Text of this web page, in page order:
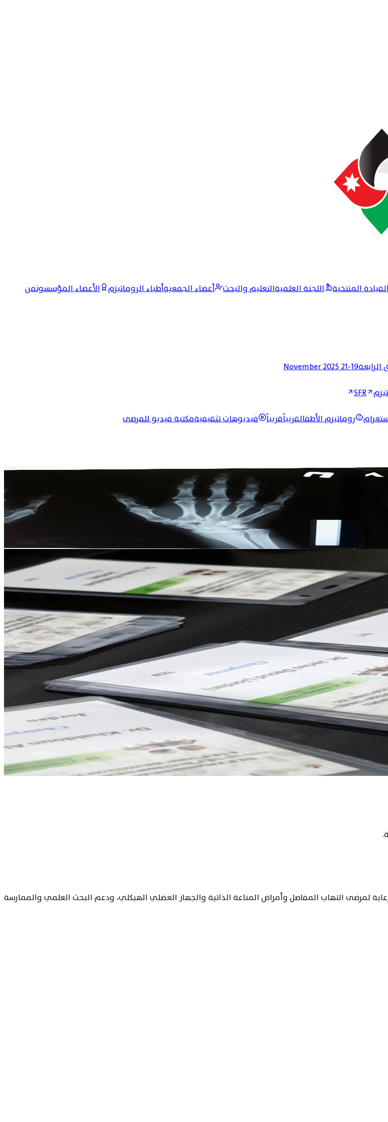
المنتخبة اللجنة العلميةالتعليم والبحث أعضاء الجمعيةأطباء الروماتيزم الأعضاء المؤسسونمن
19-21 November 2025
SFR
روماتيزم الأطفالقريباًقريباً فيديوهات تثقيفيةمكتبة فيديو للمرضى
الروماتيزم.
الروماتيزم والمفاصل الأردنية عام 2002 لتقديم أفضل رعاية لمرضى التهاب المفاصل وأمراض المناعة الذاتية والجهاز العضلي الهيكلي، ودعم البحث العلمي والممارسة